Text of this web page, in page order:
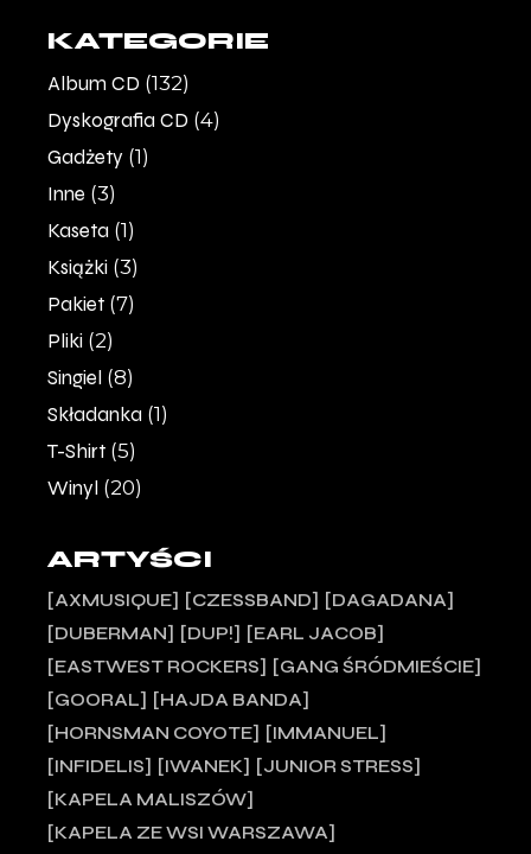
KATEGORIE
Album CD (132)
Dyskografia CD (4)
Gadżety (1)
Inne (3)
Kaseta (1)
Książki (3)
Pakiet (7)
Pliki (2)
Singiel (8)
Składanka (1)
T-Shirt (5)
Winyl (20)
ARTYŚCI
AXMUSIQUE CZESSBAND
DAGADANA
DUBERMAN
DUP!
EARL JACOB
EASTWEST ROCKERS
GANG ŚRÓDMIEŚCIE
GOORAL
HAJDA BANDA
HORNSMAN COYOTE
IMMANUEL
INFIDELIS
IWANEK
JUNIOR STRESS
KAPELA MALISZÓW
KAPELA ZE WSI WARSZAWA